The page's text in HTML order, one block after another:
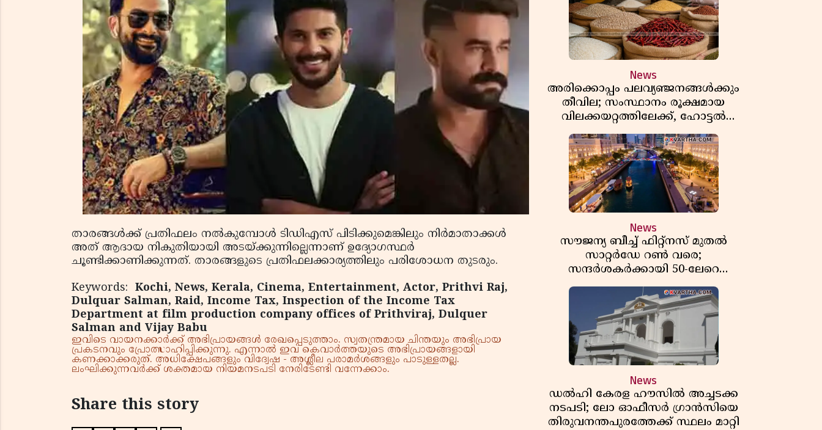
താരങ്ങള്‍ക്ക് പ്രതിഫലം നല്‍കുമ്പോള്‍ ടിഡിഎസ് പിടിക്കുമെങ്കിലും നിര്‍മാതാക്കള്‍
അത് ആദായ നികുതിയായി അടയ്ക്കുന്നില്ലെന്നാണ് ഉദ്യോഗസ്ഥര്‍
ചൂണ്ടിക്കാണിക്കുന്നത്. താരങ്ങളുടെ പ്രതിഫലക്കാര്യത്തിലും പരിശോധന തുടരും.
Keywords: Kochi, News, Kerala, Cinema, Entertainment, Actor, Prithvi Raj,
Dulquar Salman, Raid, Income Tax, Inspection of the Income Tax
Department at film production company offices of Prithviraj, Dulquer
Salman and Vijay Babu
ഇവിടെ വായനക്കാർക്ക് അഭിപ്രായങ്ങൾ രേഖപ്പെടുത്താം. സ്വതന്ത്രമായ ചിന്തയും അഭിപ്രായ
പ്രകടനവും പ്രോത്സാഹിപ്പിക്കുന്നു. എന്നാൽ ഇവ കെവാർത്തയുടെ അഭിപ്രായങ്ങളായി
കണക്കാക്കരുത്. അധിക്ഷേപങ്ങളും വിദ്വേഷ - അശ്ലീല പരാമർശങ്ങളും പാടുള്ളതല്ല.
ലംഘിക്കുന്നവർക്ക് ശക്തമായ നിയമനടപടി നേരിടേണ്ടി വന്നേക്കാം.
Share this story
News
അരിക്കൊപ്പം പലവ്യഞ്ജനങ്ങൾക്കും
തീവില; സംസ്ഥാനം രൂക്ഷമായ
വിലക്കയറ്റത്തിലേക്ക്, ഹോട്ടൽ
ഊണിനും വില കൂടും
News
സൗജന്യ ബീച്ച് ഫിറ്റ്നസ് മുതൽ
സാറ്റർഡേ റൺ വരെ;
സന്ദർശകർക്കായി 50-ലേറെ
വേനൽക്കാല പരിപാടികളൊരുക്കി
ഷാർജ
News
ഡൽഹി കേരള ഹൗസിൽ അച്ചടക്ക
നടപടി; ലോ ഓഫീസർ ഗ്രാൻസിയെ
തിരുവനന്തപുരത്തേക്ക് സ്ഥലം മാറ്റി